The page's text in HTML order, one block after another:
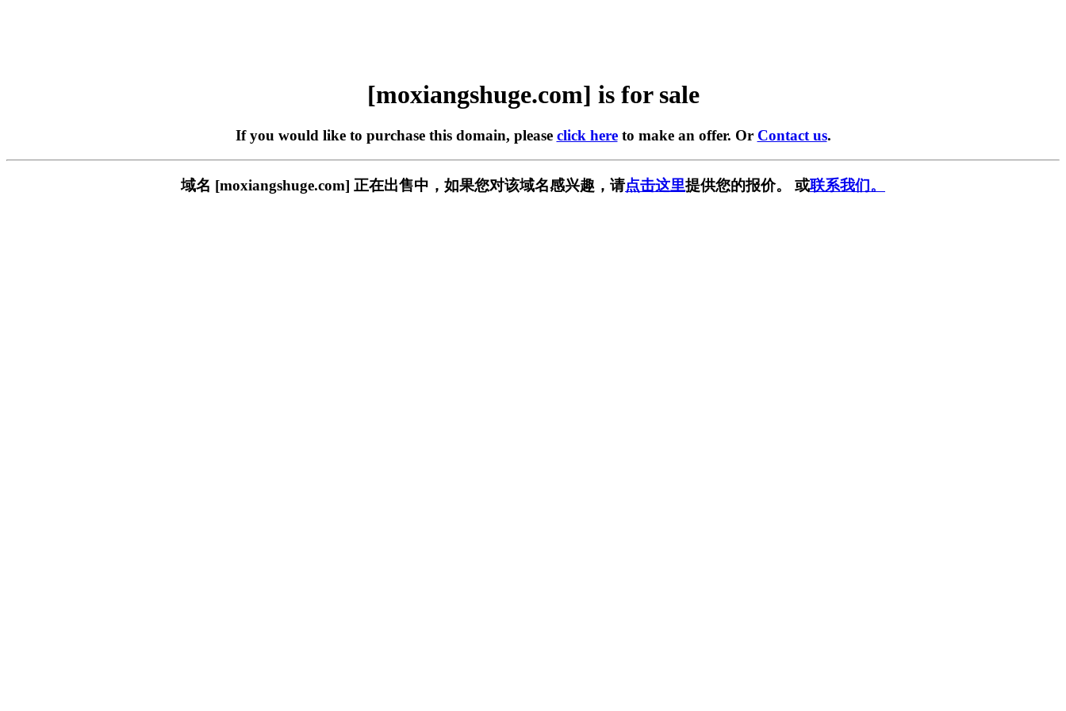
[moxiangshuge.com] is for sale
If you would like to purchase this domain, please click hereto make an offer. Or Contact us.
域名 [moxiangshuge.com] 正在出售中，如果您对该域名感兴趣，请点击这里提供您的报价。 或联系我们。